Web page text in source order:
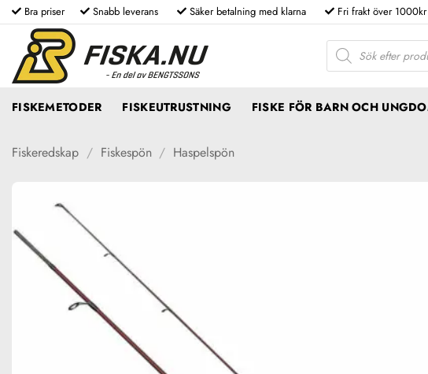
Skip
to
content
Bra priser Snabb leverans Säker betalning med klarna Fri frakt över 1000kr
Produktsökning
FISKEMETODER FISKEUTRUSTNING FISKE FÖR BARN OCH
Fiskeredskap / Fiskespön / Haspelspön